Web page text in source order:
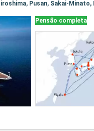
Pensão completa